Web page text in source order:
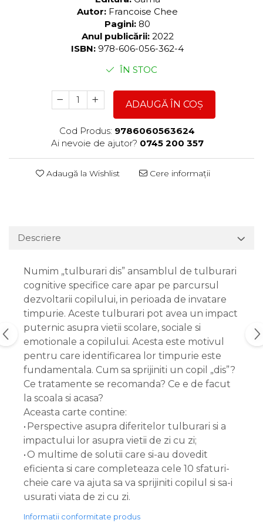
Autor: Francoise Chee
Pagini: 80
Anul publicării: 2022
ISBN: 978-606-056-362-4
ÎN STOC
ADAUGĂ ÎN COȘ
Cod Produs: 9786060563624
Ai nevoie de ajutor? 0745 200 357
Adaugă la Wishlist Cere informații
Descriere
Numim „tulburari dis” ansamblul de tulburari
cognitive specifice care apar pe parcursul
dezvoltarii copilului, in perioada de invatare
timpurie. Aceste tulburari pot avea un impact
puternic asupra vietii scolare, sociale si
emotionale a copilului. Acesta este motivul
pentru care identificarea lor timpurie este
fundamentala. Cum sa sprijiniti un copil „dis”?
Ce tratamente se recomanda? Ce e de facut
la scoala si acasa?
Aceasta carte contine:
• Perspective asupra diferitelor tulburari si a
impactului lor asupra vietii de zi cu zi;
• O multime de solutii care si-au dovedit
eficienta si care completeaza cele 10 sfaturi-
cheie care va ajuta sa va sprijiniti copilul si sa-i
usurati viata de zi cu zi.
Informatii conformitate produs